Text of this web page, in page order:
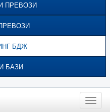
ПРЕВОЗИ
БДЖ
БАЗИ
Toggle